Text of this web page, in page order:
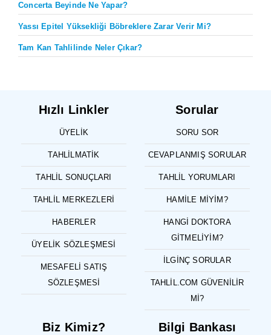
Concerta Beyinde Ne Yapar?
Yassı Epitel Yüksekliği Böbreklere Zarar Verir Mi?
Tam Kan Tahlilinde Neler Çıkar?
Hızlı Linkler
ÜYELIK
TAHLILMATIK
TAHLIL SONUÇLARI
TAHLIL MERKEZLERI
HABERLER
ÜYELIK SÖZLEŞMESI
MESAFELI SATIŞ
SÖZLEŞMESI
Sorular
SORU SOR
CEVAPLANMIŞ SORULAR
TAHLIL YORUMLARI
HAMILE MIYIM?
HANGI DOKTORA
GITMELIYIM?
İLGINÇ SORULAR
TAHLIL.COM GÜVENILIR
MI?
Biz Kimiz? Bilgi Bankası